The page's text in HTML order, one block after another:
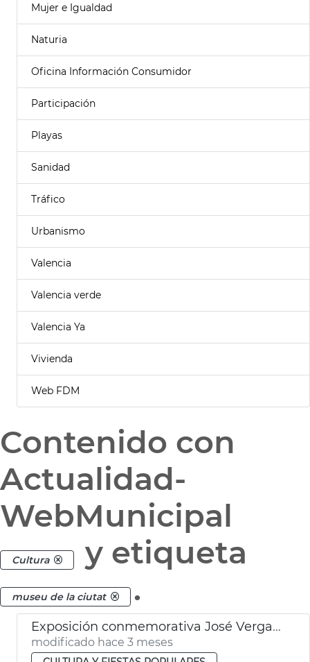
Mujer e Igualdad
Naturia
Oficina Información Consumidor
Participación
Playas
Sanidad
Tráfico
Urbanismo
Valencia
Valencia verde
Valencia Ya
Vivienda
Web FDM
Contenido con
Actualidad-
WebMunicipal
Cultura y etiqueta
museu de la ciutat .
Exposición conmemorativa José Vergara Gimeno a València
modificado hace 3 meses